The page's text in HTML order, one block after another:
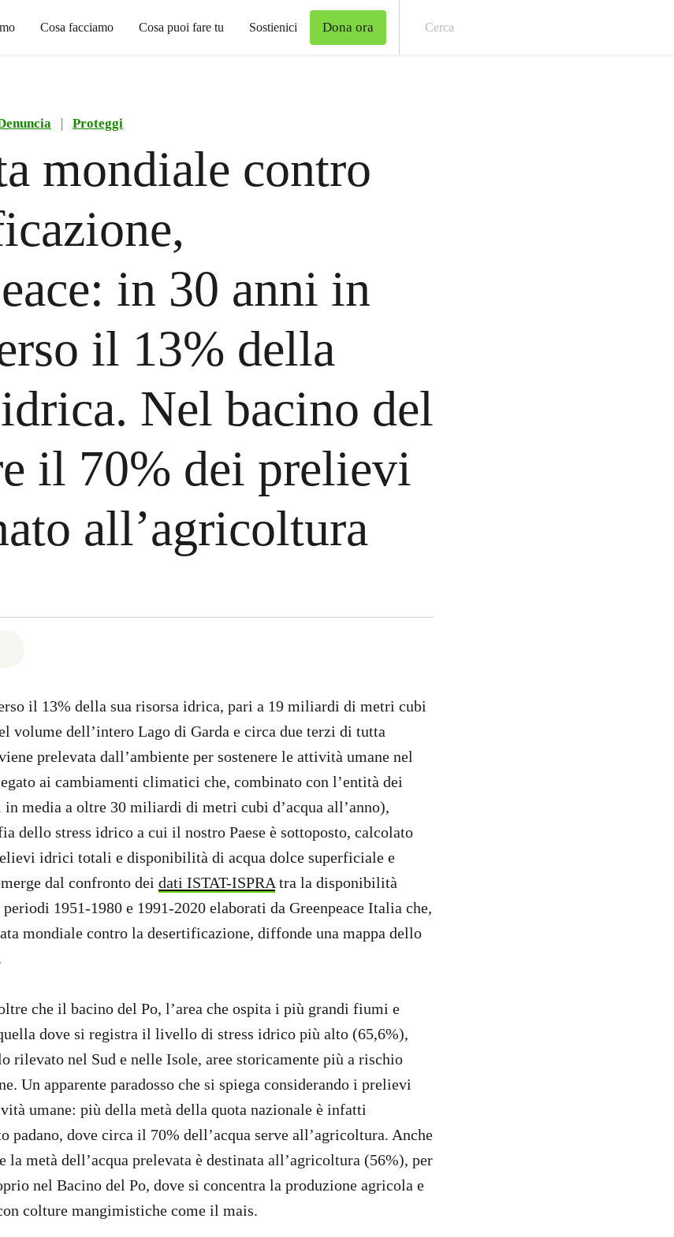
Cosa facciamo Cosa puoi fare tu Sostienici Dona ora
| Proteggi
mondiale contro
in 30 anni in
il 13% della
Nel bacino del
il 70% dei prelievi
all’agricoltura
il 13% della sua risorsa idrica, pari a 19 miliardi di metri cubi
volume dell’intero Lago di Garda e circa due terzi di tutta
prelevata dall’ambiente per sostenere le attività umane nel
ai cambiamenti climatici che, combinato con l’entità dei
media a oltre 30 miliardi di metri cubi d’acqua all’anno),
dello stress idrico a cui il nostro Paese è sottoposto, calcolato
idrici totali e disponibilità di acqua dolce superficiale e
dal confronto dei dati ISTAT-ISPRA tra la disponibilità
1951-1980 e 1991-2020 elaborati da Greenpeace Italia che,
mondiale contro la desertificazione, diffonde una mappa dello
che il bacino del Po, l’area che ospita i più grandi fiumi e
dove si registra il livello di stress idrico più alto (65,6%),
rilevato nel Sud e nelle Isole, aree storicamente più a rischio
Un apparente paradosso che si spiega considerando i prelievi
umane: più della metà della quota nazionale è infatti
padano, dove circa il 70% dell’acqua serve all’agricoltura. Anche
metà dell’acqua prelevata è destinata all’agricoltura (56%), per
nel Bacino del Po, dove si concentra la produzione agricola e
colture mangimistiche come il mais.